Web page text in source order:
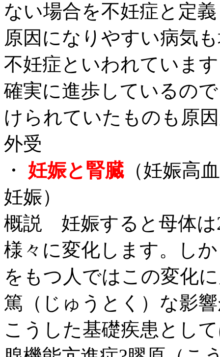
ない場合を不妊症と定
原因になりやすい病気
不妊症といわれていま
確実に進歩しているの
けられていたものも原
外受
・ 妊娠と腎臓 （妊娠高
妊娠）
概説 妊娠すると母体は
様々に変化します。し
をもつ人ではこの変化
篤（じゅうとく）な影
こうした基礎疾患とし